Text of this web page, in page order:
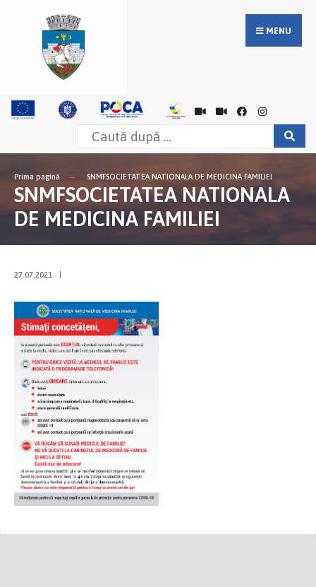
MENU
Prima pagină SNMFSOCIETATEA NATIONALA DE MEDICINA FAMILIEI
SNMFSOCIETATEA NATIONALA
DE MEDICINA FAMILIEI
27.07.2021